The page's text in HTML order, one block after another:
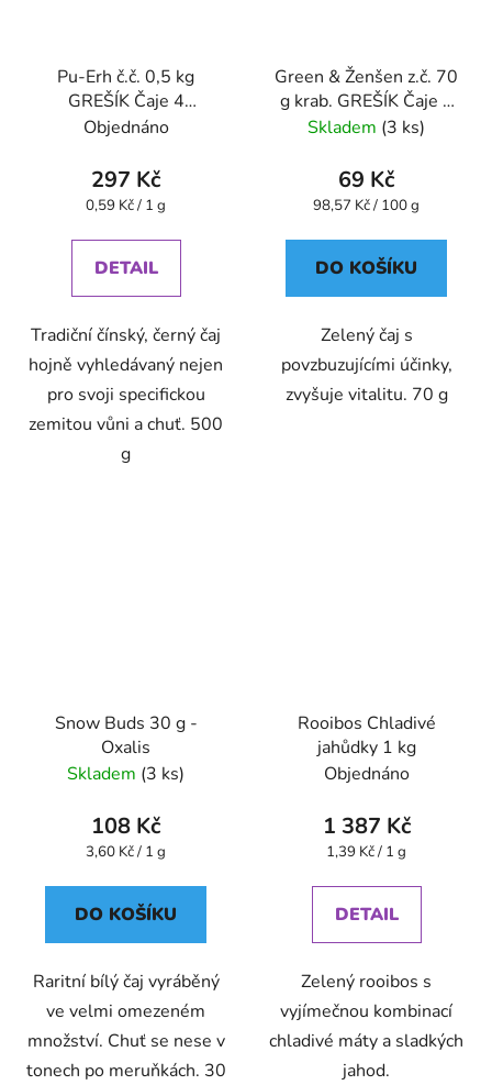
Pu-Erh č.č. 0,5 kg
GREŠÍK Čaje 4
světadílů
Objednáno
297 Kč
Měrná
0,59 Kč / 1 g
DETAIL
Tradiční čínský, černý čaj
hojně vyhledávaný nejen
pro svoji specifickou
zemitou vůni a chuť. 500
g
Green & Ženšen z.č. 70
g krab. GREŠÍK Čaje 4
světadílů
Skladem (3 ks)
69 Kč
Měrná
98,57 Kč / 100 g
DO KOŠÍKU
Zelený čaj s
povzbuzujícími účinky,
zvyšuje vitalitu. 70 g
Snow Buds 30 g -
Oxalis
Skladem (3 ks)
108 Kč
Měrná
3,60 Kč / 1 g
DO KOŠÍKU
Raritní bílý čaj vyráběný
ve velmi omezeném
množství. Chuť se nese v
tonech po meruňkách. 30
Rooibos Chladivé
jahůdky 1 kg
Objednáno
1 387 Kč
Měrná
1,39 Kč / 1 g
DETAIL
Zelený rooibos s
vyjímečnou kombinací
chladivé máty a sladkých
jahod.